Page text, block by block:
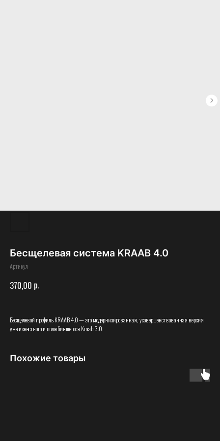
Бесщелевая система KRAAB 4.0
Артикул:
370,00 р.
Бесщелевой профиль KRAAB 4.0 — это модернизированная, усовершенствованная версия
уже известного и полюбившегося Kraab 3.0.
Похожие товары